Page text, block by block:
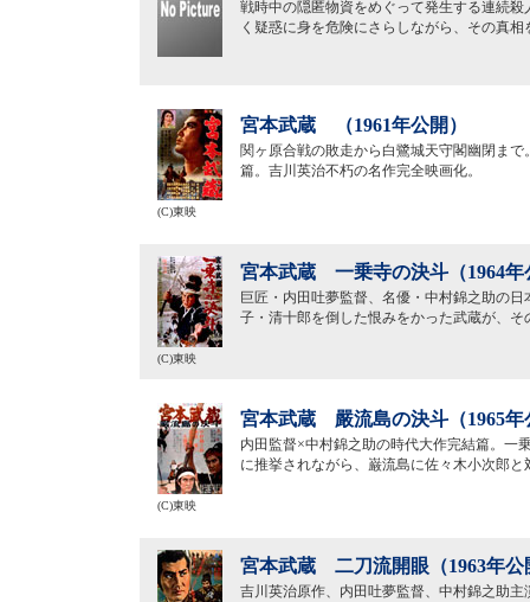
戦時中の隠匿物資をめぐって発生する連続
く疑惑に身を危険にさらしながら、その真
宮本武蔵 （1961年公開）
関ヶ原合戦の敗走から白鷺城天守閣幽閉ま
篇。吉川英治不朽の名作完全映画化。
(C)東映
宮本武蔵 一乗寺の決斗（1964年
巨匠・内田吐夢監督、名優・中村錦之助の
子・清十郎を倒した恨みをかった武蔵が、
(C)東映
宮本武蔵 嚴流島の決斗（1965年
内田監督×中村錦之助の時代大作完結篇。一
に推挙されながら、巌流島に佐々木小次郎
(C)東映
宮本武蔵 二刀流開眼（1963年公
吉川英治原作、内田吐夢監督、中村錦之助